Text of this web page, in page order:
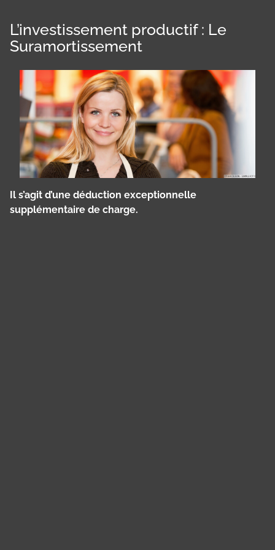
L’investissement productif : Le
Suramortissement
Il s’agit d’une déduction exceptionnelle
supplémentaire de charge.